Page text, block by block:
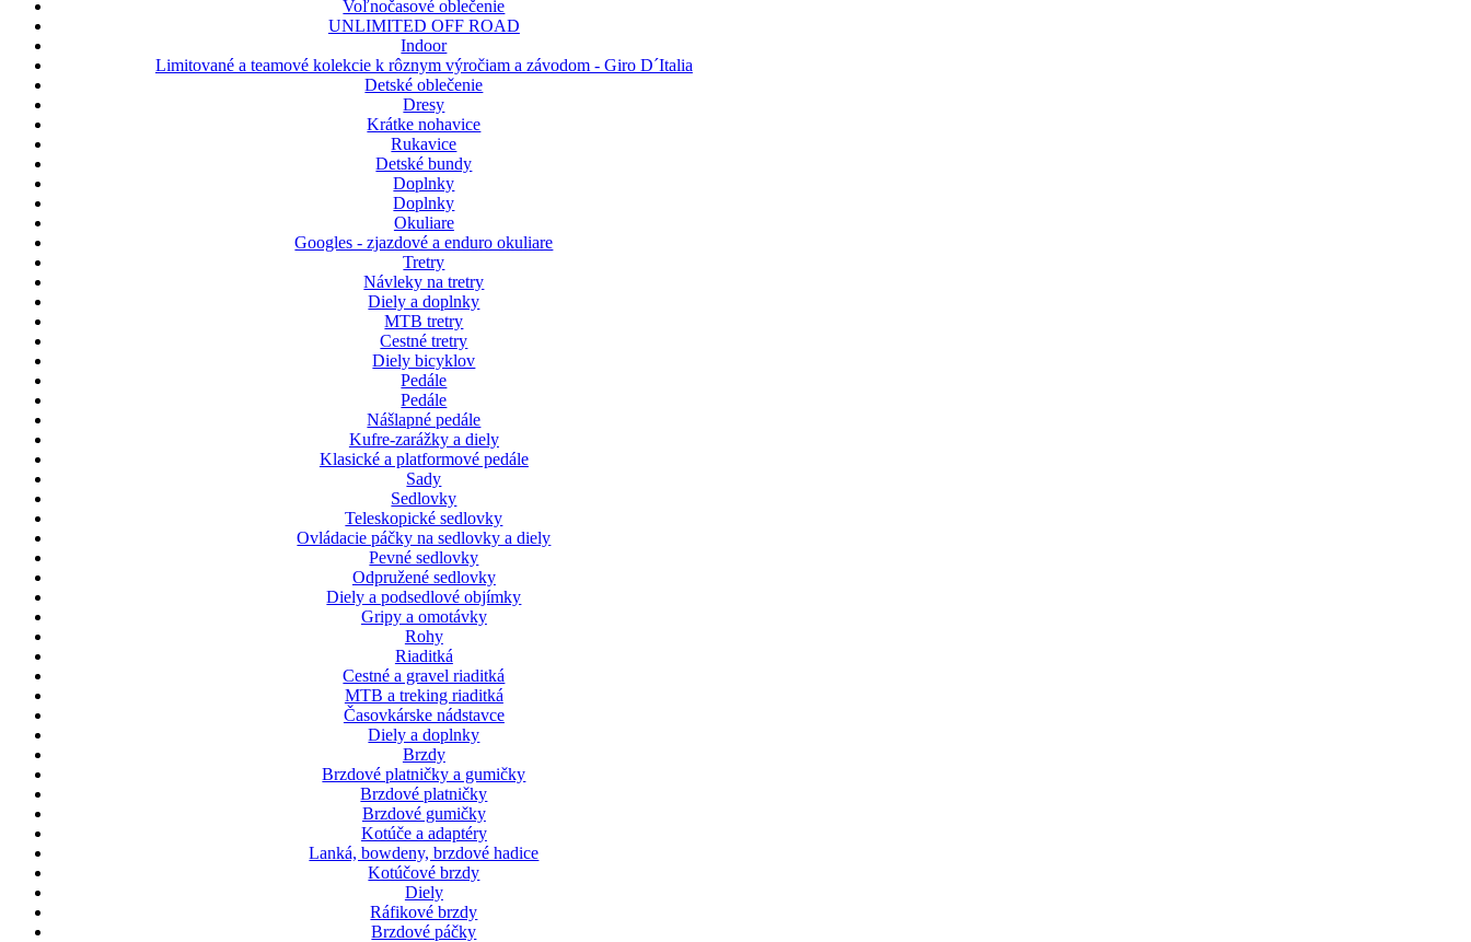
Voľnočasové oblečenie
UNLIMITED OFF ROAD
Indoor
Limitované a teamové kolekcie k rôznym výročiam a závodom - Giro D´Italia
Detské oblečenie
Dresy
Krátke nohavice
Rukavice
Detské bundy
Doplnky
Doplnky
Okuliare
Googles - zjazdové a enduro okuliare
Tretry
Návleky na tretry
Diely a doplnky
MTB tretry
Cestné tretry
Diely bicyklov
Pedále
Pedále
Nášlapné pedále
Kufre-zarážky a diely
Klasické a platformové pedále
Sady
Sedlovky
Teleskopické sedlovky
Ovládacie páčky na sedlovky a diely
Pevné sedlovky
Odpružené sedlovky
Diely a podsedlové objímky
Gripy a omotávky
Rohy
Riaditká
Cestné a gravel riaditká
MTB a treking riaditká
Časovkárske nádstavce
Diely a doplnky
Brzdy
Brzdové platničky a gumičky
Brzdové platničky
Brzdové gumičky
Kotúče a adaptéry
Lanká, bowdeny, brzdové hadice
Kotúčové brzdy
Diely
Ráfikové brzdy
Brzdové páčky